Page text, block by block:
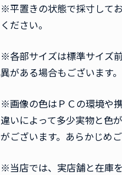
※平置きの状態で採寸して
ください。
※各部サイズは標準サイズ
異がある場合もございます。
※画像の色はＰＣの環境や
違いによって多少実物と色
がございます。あらかじめご
※当店では、実店舗と在庫